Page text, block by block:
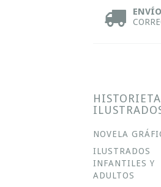
NOVELA
ILUSTRADOS
INFANTILES Y
ADULTOS